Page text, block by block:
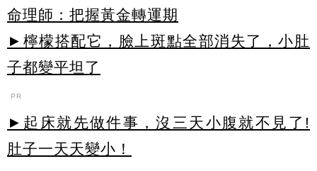
命理師：把握黃金轉運期
►檸檬搭配它，臉上斑點全部消失了，小肚
子都變平坦了
PR
►起床就先做件事，沒三天小腹就不見了!
肚子一天天變小！